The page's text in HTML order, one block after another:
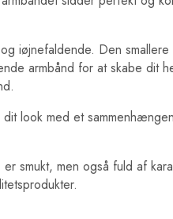
Den
armbånd for at skabe
look med et
smukt, men også fuld af